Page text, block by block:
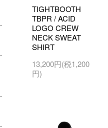
TIGHTBOOTH
TBPR / ACID
LOGO CREW
NECK SWEAT
SHIRT
13,200円(税1,200
円)